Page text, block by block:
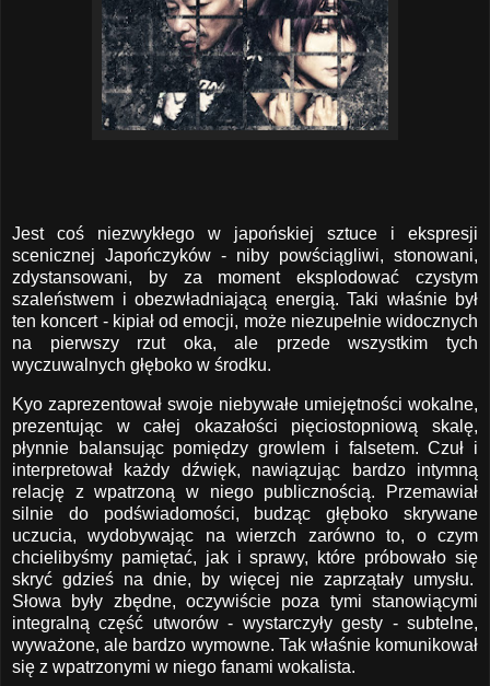
Jest coś niezwykłego w japońskiej sztuce i ekspresji
scenicznej Japończyków - niby powściągliwi, stonowani,
zdystansowani, by za moment eksplodować czystym
szaleństwem i obezwładniającą energią. Taki właśnie był
ten koncert - kipiał od emocji, może niezupełnie widocznych
na pierwszy rzut oka, ale przede wszystkim tych
wyczuwalnych głęboko w środku.
Kyo zaprezentował swoje niebywałe umiejętności wokalne,
prezentując w całej okazałości pięciostopniową skalę,
płynnie balansując pomiędzy growlem i falsetem. Czuł i
interpretował każdy dźwięk, nawiązując bardzo intymną
relację z wpatrzoną w niego publicznością. Przemawiał
silnie do podświadomości, budząc głęboko skrywane
uczucia, wydobywając na wierzch zarówno to, o czym
chcielibyśmy pamiętać, jak i sprawy, które próbowało się
skryć gdzieś na dnie, by więcej nie zaprzątały umysłu.
Słowa były zbędne, oczywiście poza tymi stanowiącymi
integralną część utworów - wystarczyły gesty - subtelne,
wyważone, ale bardzo wymowne. Tak właśnie komunikował
się z wpatrzonymi w niego fanami wokalista.